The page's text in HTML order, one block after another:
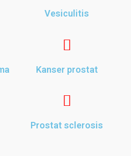
Vesiculitis
Kanser prostat
Prostat sclerosis